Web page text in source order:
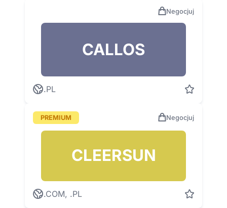
Negocjuj
CALLOS
.PL
PREMIUM Negocjuj
CLEERSUN
.COM, .PL